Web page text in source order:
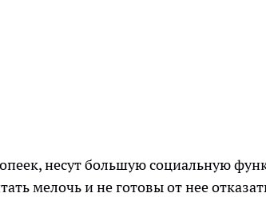
несут большую социальную
мелочь и не готовы от нее